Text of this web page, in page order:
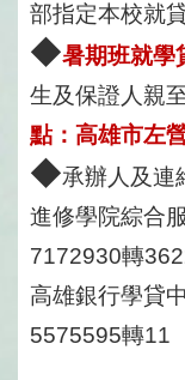
部指定本校就
◆暑期班就學
生及保證人親
點：高雄市左
◆承辦人及連
進修學院綜合
7172930轉
高雄銀行學貸
5575595轉11